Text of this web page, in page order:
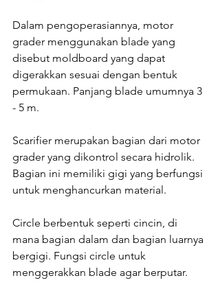
Dalam pengoperasiannya, motor
grader menggunakan blade yang
disebut moldboard yang dapat
digerakkan sesuai dengan bentuk
permukaan. Panjang blade umumnya 3
- 5 m.
Scarifier merupakan bagian dari motor
grader yang dikontrol secara hidrolik.
Bagian ini memiliki gigi yang berfungsi
untuk menghancurkan material.
Circle berbentuk seperti cincin, di
mana bagian dalam dan bagian luarnya
bergigi. Fungsi circle untuk
menggerakkan blade agar berputar.